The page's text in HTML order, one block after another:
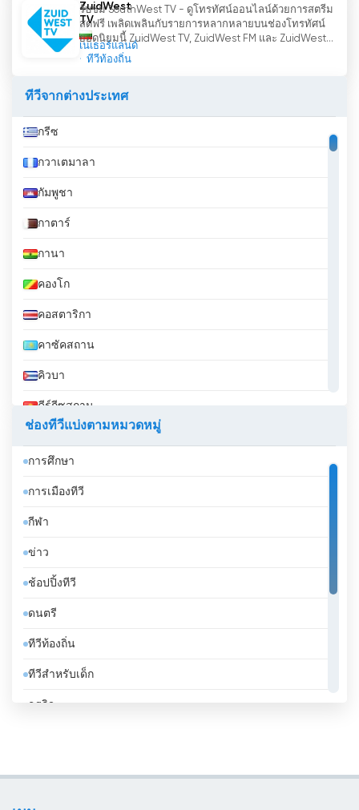
ZuidWest
TV
เนเธอร์แลนด์
ทีวีท้องถิ่น
รับชม SouthWest TV - ดูโทรทัศน์ออนไลน์ด้วยการสตรีม
สดฟรี เพลิดเพลินกับรายการหลากหลายบนช่องโทรทัศน์
ยอดนิยมนี้ ZuidWest TV, ZuidWest FM และ ZuidWest...
ทีวีจากต่างประเทศ
กรีซ
กวาเตมาลา
กัมพูชา
กาตาร์
กานา
คองโก
คอสตาริกา
คาซัคสถาน
คิวบา
คีร์กีซสถาน
จอร์เจีย
จอร์แดน
จาเมกา
จิบูตี
จีน
ชาด
ชิลี
ซานมาริโน
ช่องทีวีแบ่งตามหมวดหมู่
การศึกษา
การเมืองทีวี
กีฬา
ข่าว
ช้อปปิ้งทีวี
ดนตรี
ทีวีท้องถิ่น
ทีวีสำหรับเด็ก
ธุรกิจ